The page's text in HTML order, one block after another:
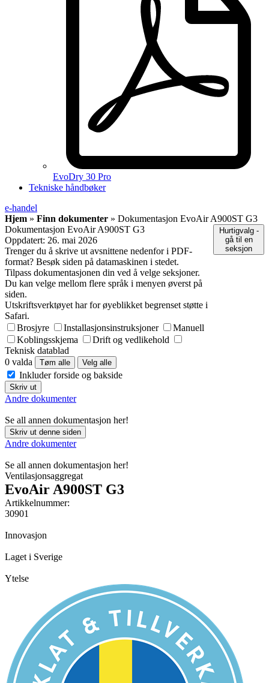
EvoDry 30 Pro
Tekniske håndbøker
e-handel
Hjem » Finn dokumenter » Dokumentasjon EvoAir A900ST G3
Dokumentasjon EvoAir A900ST G3
Oppdatert: 26. mai 2026
Trenger du å skrive ut avsnittene nedenfor i PDF-
format? Besøk siden på datamaskinen i stedet.
Tilpass dokumentasjonen din ved å velge seksjoner.
Du kan velge mellom flere språk i menyen øverst på
siden.
Utskriftsverktøyet har for øyeblikket begrenset støtte i
Safari.
Brosjyre
Installasjonsinstruksjoner
Manuell
Koblingsskjema
Drift og vedlikehold
Teknisk datablad
0 valda
Tøm alle Velg alle
Inkluder forside og bakside
Skriv ut
Andre dokumenter
Se all annen dokumentasjon her!
Hurtigvalg -
gå til en
seksjon
Skriv ut denne siden
Andre dokumenter
Se all annen dokumentasjon her!
Ventilasjonsaggregat
EvoAir A900ST G3
Artikkelnummer:
30901
Innovasjon
Laget i Sverige
Ytelse